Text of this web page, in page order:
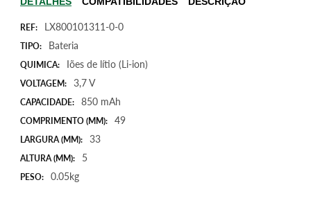
SRT9320
,
3,7V
850mAh
3,14Wh
SRT9320
3,7V
850mAh
REF: LX800101311-0-0
TIPO: Bateria
QUIMICA: Iões de lítio (Li-ion)
VOLTAGEM: 3,7 V
CAPACIDADE: 850 mAh
COMPRIMENTO (MM): 49
LARGURA (MM): 33
ALTURA (MM): 5
PESO: 0.05kg